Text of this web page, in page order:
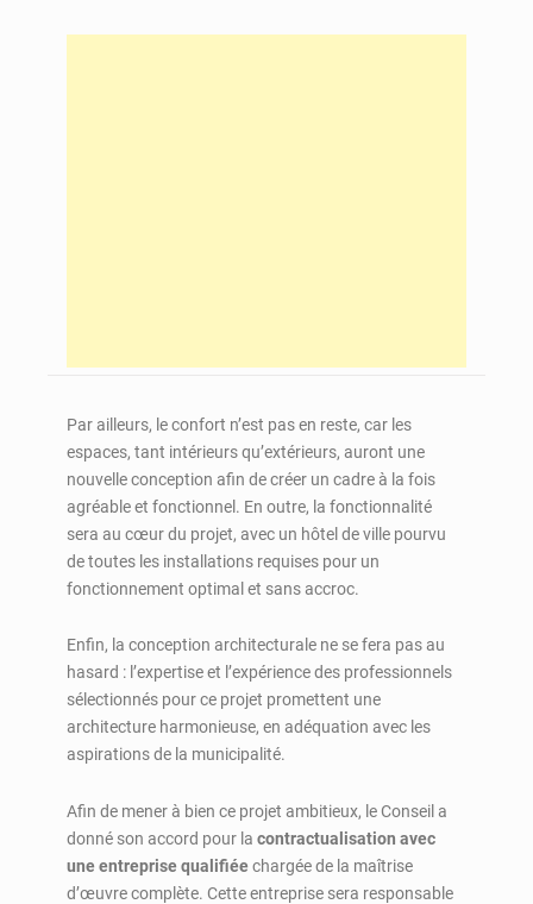
Par ailleurs, le confort n’est pas en reste, car les
espaces, tant intérieurs qu’extérieurs, auront une
nouvelle conception afin de créer un cadre à la fois
agréable et fonctionnel. En outre, la fonctionnalité
sera au cœur du projet, avec un hôtel de ville pourvu
de toutes les installations requises pour un
fonctionnement optimal et sans accroc.
Enfin, la conception architecturale ne se fera pas au
hasard : l’expertise et l’expérience des professionnels
sélectionnés pour ce projet promettent une
architecture harmonieuse, en adéquation avec les
aspirations de la municipalité.
Afin de mener à bien ce projet ambitieux, le Conseil a
donné son accord pour la contractualisation avec
une entreprise qualifiéechargée de la maîtrise
d’œuvre complète. Cette entreprise sera responsable